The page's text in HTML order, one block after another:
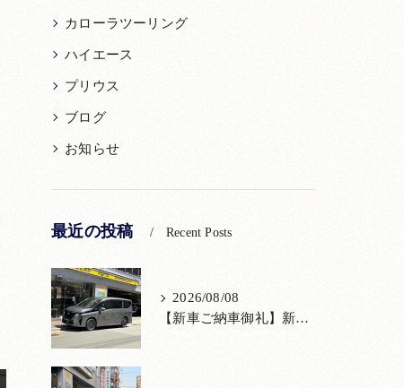
カローラツーリング
ハイエース
プリウス
ブログ
お知らせ
最近の投稿 Recent Posts
2026/08/08
【新車ご納車御礼】新型セレナをご納車いたしました！宮口自動車株式会社